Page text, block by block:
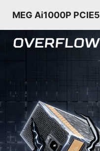
MEG Ai1000P PCIE5